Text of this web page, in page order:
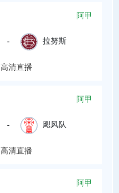
阿甲
- 拉努斯
高清直播
阿甲
- 飓风队
高清直播
阿甲